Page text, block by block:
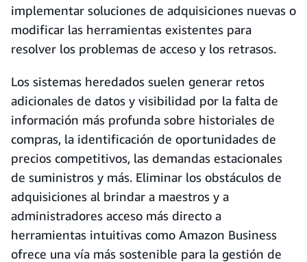
implementar soluciones de adquisiciones nuevas o
modificar las herramientas existentes para
resolver los problemas de acceso y los retrasos.
Los sistemas heredados suelen generar retos
adicionales de datos y visibilidad por la falta de
información más profunda sobre historiales de
compras, la identificación de oportunidades de
precios competitivos, las demandas estacionales
de suministros y más. Eliminar los obstáculos de
adquisiciones al brindar a maestros y a
administradores acceso más directo a
herramientas intuitivas como Amazon Business
ofrece una vía más sostenible para la gestión de